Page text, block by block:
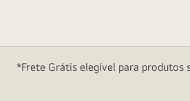
*Frete Grátis elegível para produtos